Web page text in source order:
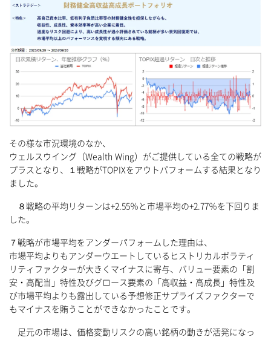
その様な市況環境のなか、
ウェルスウイング（Wealth Wing）がご提供している全ての戦略が
プラスとなり、１戦略がTOPIXをアウトパフォームする結果となり
ました。
８戦略の平均リターンは+2.55％と市場平均の+2.77％を下回りま
した。
７戦略が市場平均をアンダーパフォームした理由は、
市場平均よりもアンダーウエートしているヒストリカルボラティ
リティファクターが大きくマイナスに寄与、バリュー要素の「割
安・高配当」特性及びグロース要素の「高収益・高成長」特性及
び市場平均よりも露出している予想修正サプライズファクターで
もマイナスを賄うことができなかったことです。
足元の市場は、価格変動リスクの高い銘柄の動きが活発になっ